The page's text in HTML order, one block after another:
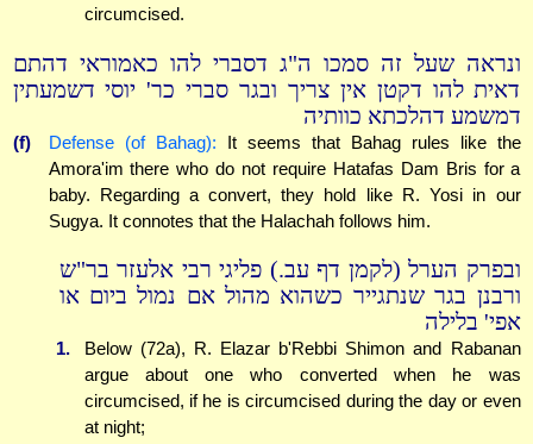
circumcised.
ונראה שעל זה סמכו ה"ג דסברי להו כאמוראי דהתם
דאית להו דקטן אין צריך ובגר סברי כר' יוסי דשמעתין
דמשמע דהלכתא כוותיה
(f) Defense (of Bahag): It seems that Bahag rules like the
Amora'im there who do not require Hatafas Dam Bris for a
baby. Regarding a convert, they hold like R. Yosi in our
Sugya. It connotes that the Halachah follows him.
ובפרק הערל (לקמן דף עב.) פליגי רבי אלעזר בר"ש
ורבנן בגר שנתגייר כשהוא מהול אם נמול ביום או
אפי' בלילה
1.
Below (72a), R. Elazar b'Rebbi Shimon and Rabanan
argue about one who converted when he was
circumcised, if he is circumcised during the day or even
at night;